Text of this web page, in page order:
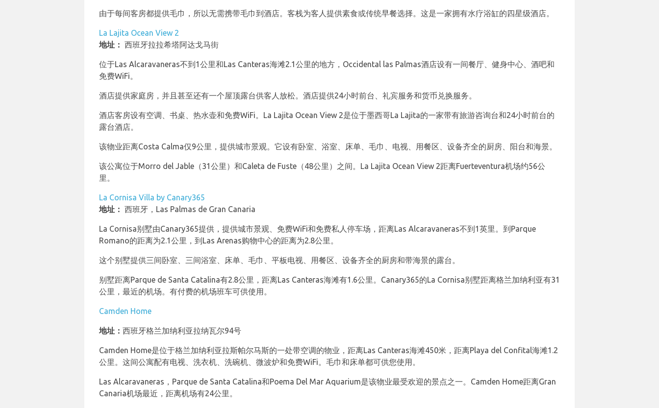
由于每间客房都提供毛巾，所以无需携带毛巾到酒店。客栈为客人提供素食或传统早餐选择。这是一家拥有水疗浴缸的四星级酒店。
La Lajita Ocean View 2
地址： 西班牙拉拉希塔阿达戈马街
位于Las Alcaravaneras不到1公里和Las Canteras海滩2.1公里的地方，Occidental las Palmas酒店设有一间餐厅、健身中心、酒吧和
免费WiFi。
酒店提供家庭房，并且甚至还有一个屋顶露台供客人放松。酒店提供24小时前台、礼宾服务和货币兑换服务。
酒店客房设有空调、书桌、热水壶和免费WiFi。La Lajita Ocean View 2是位于墨西哥La Lajita的一家带有旅游咨询台和24小时前台的
露台酒店。
该物业距离Costa Calma仅9公里，提供城市景观。它设有卧室、浴室、床单、毛巾、电视、用餐区、设备齐全的厨房、阳台和海景。
该公寓位于Morro del Jable（31公里）和Caleta de Fuste（48公里）之间。La Lajita Ocean View 2距离Fuerteventura机场约56公
里。
La Cornisa Villa by Canary365
地址： 西班牙，Las Palmas de Gran Canaria
La Cornisa别墅由Canary365提供，提供城市景观、免费WiFi和免费私人停车场，距离Las Alcaravaneras不到1英里。到Parque
Romano的距离为2.1公里，到Las Arenas购物中心的距离为2.8公里。
这个别墅提供三间卧室、三间浴室、床单、毛巾、平板电视、用餐区、设备齐全的厨房和带海景的露台。
别墅距离Parque de Santa Catalina有2.8公里，距离Las Canteras海滩有1.6公里。Canary365的La Cornisa别墅距离格兰加纳利亚有31
公里，最近的机场。有付费的机场班车可供使用。
Camden Home
地址： 西班牙格兰加纳利亚拉纳瓦尔94号
Camden Home是位于格兰加纳利亚拉斯帕尔马斯的一处带空调的物业，距离Las Canteras海滩450米，距离Playa del Confital海滩1.2
公里。这间公寓配有电视、洗衣机、洗碗机、微波炉和免费WiFi。毛巾和床单都可供您使用。
Las Alcaravaneras，Parque de Santa Catalina和Poema Del Mar Aquarium是该物业最受欢迎的景点之一。Camden Home距离Gran
Canaria机场最近，距离机场有24公里。